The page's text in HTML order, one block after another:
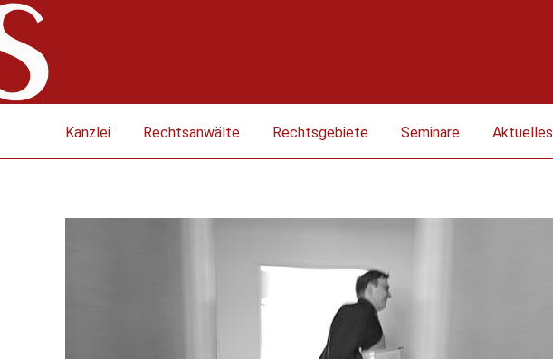
Kanzlei Rechtsanwälte Rechtsgebiete Seminare Aktuelles